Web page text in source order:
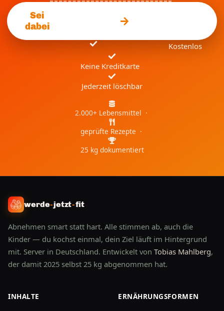
Sei
dabei
Kostenlos
Keine Kreditkarte
Jederzeit löschbar
2.000+ Lebensmittel ·
geprüfte Rezepte ·
25 kg dokumentiert
werde-jetzt-fit
Abnehmen smart statt hart. Alle stimmen ab, auch die
Kinder — du kochst einmal, dein Ziel läuft im Hintergrund
mit. Server in Deutschland. Entwickelt von Tobias Mahlberg,
der damit 2025 selbst 25 kg abgenommen hat.
INHALTE ERNÄHRUNGSFORMEN